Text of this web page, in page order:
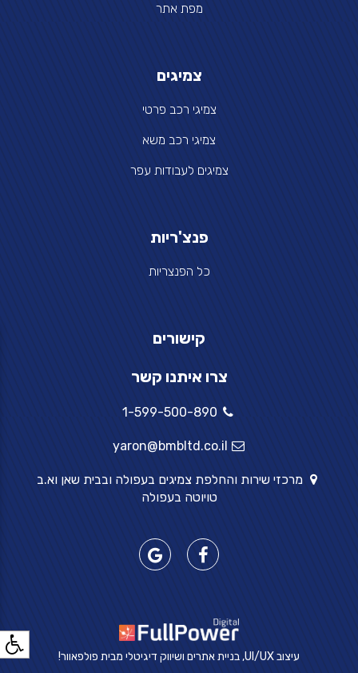
מפת אתר
צמיגים
צמיגי רכב פרטי
צמיגי רכב משא
צמיגים לעבודות עפר
פנצ'ריות
כל הפנצריות
קישורים
צרו איתנו קשר
1-599-500-890
yaron@bmbltd.co.il
מרכזי שירות והחלפת צמיגים בעפולה ובבית שאן וא.ב
טויוטה בעפולה
עיצוב UI/UX, בניית אתרים ושיווק דיגיטלי מבית פולפאוור!